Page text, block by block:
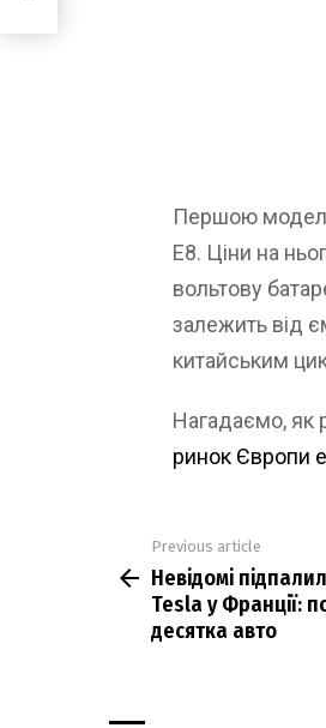
Першою
E8. Ціни на
вольтову
залежить від
китайським
Нагадаємо, як
ринок Європи
more
Previous article
Невідомі
Tesla у Франції:
десятка авто